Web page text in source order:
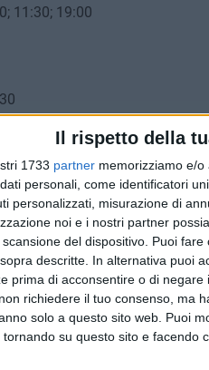
Il rispetto della
1733 partner memorizziamo e/
personali, come identificatori
personalizzati, misurazione di
noi e i nostri partner
del dispositivo. Puoi
descritte. In alternativa puoi
prima di acconsentire o di negare
richiedere il tuo consenso, ma
solo a questo sito web. Puoi
tornando su questo sito e facendo
11:30; 19:00
19:00
19:00
19:00